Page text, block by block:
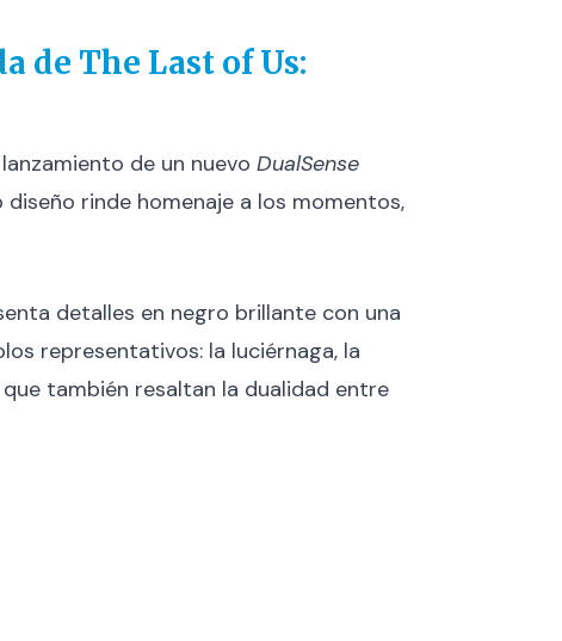
de The Last of Us:
de un nuevo DualSense
rinde homenaje a los momentos,
detalles en negro brillante con una
representativos: la luciérnaga, la
también resaltan la dualidad entre